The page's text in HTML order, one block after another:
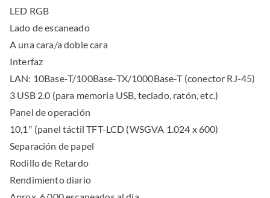
LED RGB
Lado de escaneado
A una cara/a doble cara
Interfaz
LAN: 10Base-T/100Base-TX/1000Base-T (conector RJ-45)
3 USB 2.0 (para memoria USB, teclado, ratón, etc.)
Panel de operación
10,1″ (panel táctil TFT-LCD (WSGVA 1.024 x 600)
Separación de papel
Rodillo de Retardo
Rendimiento diario